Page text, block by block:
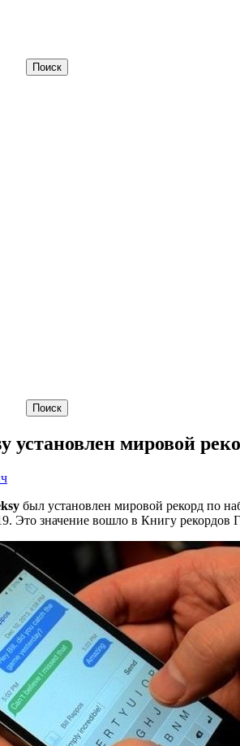
установлен мировой
был установлен мировой рекорд по
Это значение вошло в Книгу рекордов